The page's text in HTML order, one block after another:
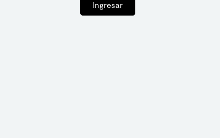
Ingresar